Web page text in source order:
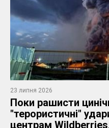
23 липня 2026
Поки рашисти
"терористичні"
центрам